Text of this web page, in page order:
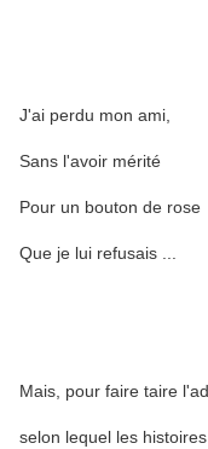
J'ai perdu mon ami,
Sans l'avoir mérité
Pour un bouton de rose
Que je lui refusais ...
Mais, pour faire taire
selon lequel les